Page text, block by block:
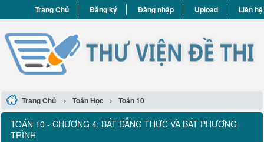
Trang Chủ Đăng ký Đăng nhập Upload Liên hệ
Trang Chủ › Toán Học › Toán 10
TOÁN 10 - CHƯƠNG 4: BẤT ĐẲNG THỨC VÀ BẤT PHƯƠNG
TRÌNH